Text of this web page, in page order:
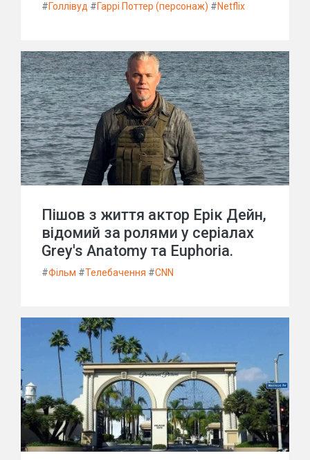
#Голлівуд #Гаррі Поттер (персонаж) #Netflix
Пішов з життя актор Ерік Дейн,
відомий за ролями у серіалах
Grey's Anatomy та Euphoria.
#Фільм #Телебачення #CNN